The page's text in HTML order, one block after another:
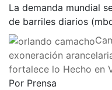
La demanda mundial
de barriles diarios
exoneración
fortalece lo Hecho en
Por Prensa